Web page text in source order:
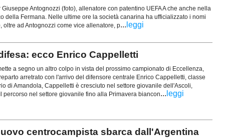
Antognozzi (foto), allenatore con patentino UEFA A che anche nella
della Fermana. Nelle ultime ore la società canarina ha ufficializzato i nomi
ad Antognozzi come vice allenatore, p... leggi
ecco Enrico Cappelletti
a segno un altro colpo in vista del prossimo campionato di Eccellenza,
arretrato con l'arrivo del difensore centrale Enrico Cappelletti, classe
di Amandola, Cappelletti è cresciuto nel settore giovanile dell'Ascoli,
percorso nel settore giovanile fino alla Primavera biancon... leggi
centrocampista sbarca dall'Argentina